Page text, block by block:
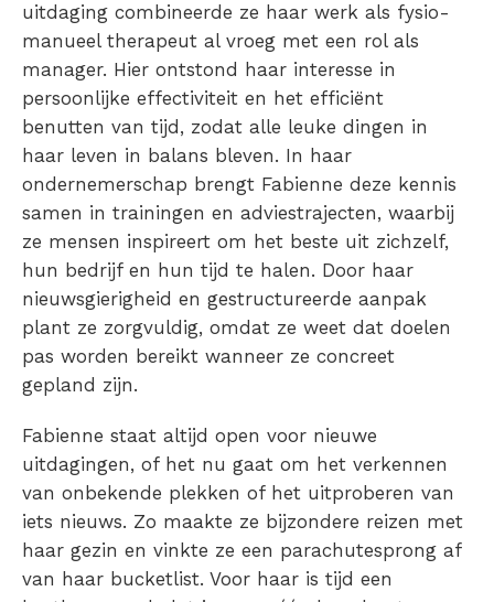
uitdaging combineerde ze haar werk als fysio-
manueel therapeut al vroeg met een rol als
manager. Hier ontstond haar interesse in
persoonlijke effectiviteit en het efficiënt
benutten van tijd, zodat alle leuke dingen in
haar leven in balans bleven. In haar
ondernemerschap brengt Fabienne deze kennis
samen in trainingen en adviestrajecten, waarbij
ze mensen inspireert om het beste uit zichzelf,
hun bedrijf en hun tijd te halen. Door haar
nieuwsgierigheid en gestructureerde aanpak
plant ze zorgvuldig, omdat ze weet dat doelen
pas worden bereikt wanneer ze concreet
gepland zijn.
Fabienne staat altijd open voor nieuwe
uitdagingen, of het nu gaat om het verkennen
van onbekende plekken of het uitproberen van
iets nieuws. Zo maakte ze bijzondere reizen met
haar gezin en vinkte ze een parachutesprong af
van haar bucketlist. Voor haar is tijd een